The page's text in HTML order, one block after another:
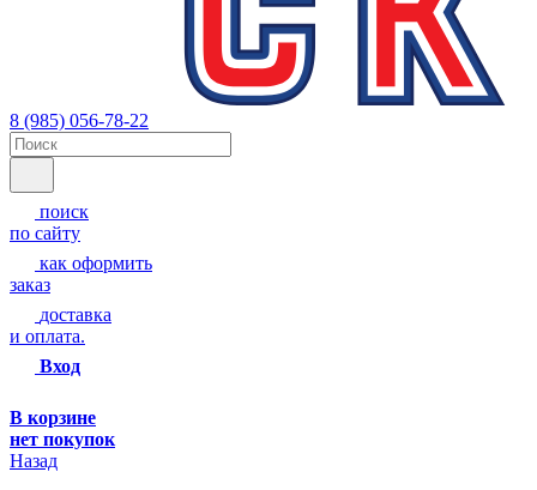
8 (985) 056-78-22
поиск
по сайту
как оформить
заказ
доставка
и оплата.
Вход
В корзине
нет покупок
Назад